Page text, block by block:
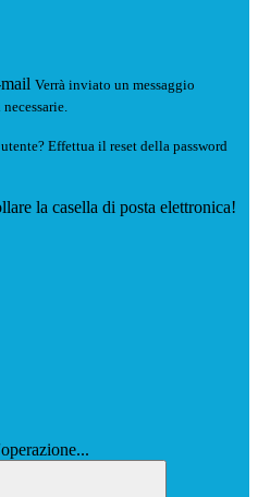
Verrà inviato un messaggio
Effettua il reset della password
la casella di posta elettronica!